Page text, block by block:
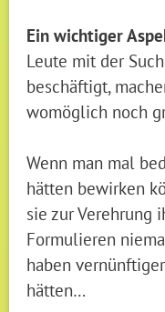
Ein wichtiger
Leute mit der
beschäftigt,
womöglich noch
Wenn man mal
hätten bewirken
sie zur Verehrung
Formulieren
haben
hätten…